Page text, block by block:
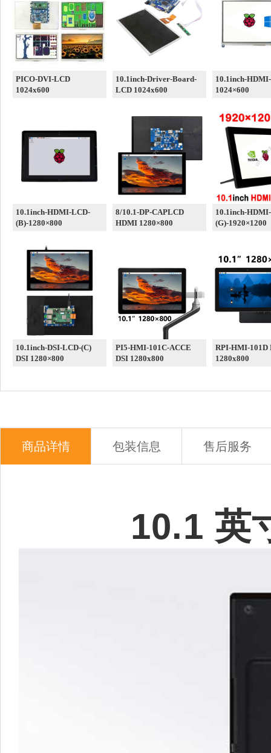
PICO-DVI-LCD
1024x600
10.1inch-Driver-Board-
LCD 1024x600
10.1inch-
1024×600
10.1inch-HDMI-LCD-
(B)-1280×800
8/10.1-DP-CAPLCD
HDMI 1280×800
10.1inch-
(G)-1920×1200
10.1inch-DSI-LCD-(C)
DSI 1280×800
PI5-HMI-101C-ACCE
DSI 1280x800
RPI-HMI-101D DSI
1280x800
商品详情 包装信息 售后服务
10.1 英